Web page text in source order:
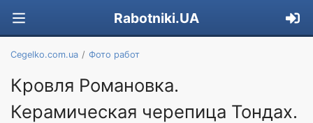
Rabotniki.UA
Cegelko.com.ua Фото работ
Кровля Романовка.
Керамическая черепица Тондах.